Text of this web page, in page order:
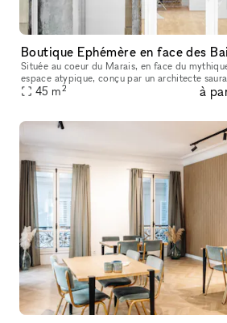
Située au coeur du Marais, en face du
espace atypique, conçu par un architecte
vitrine, son parquet chaleureux et sa double
45 m2 à